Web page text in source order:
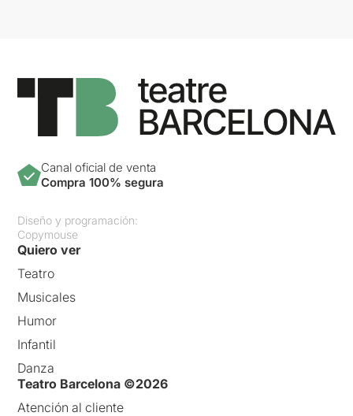
Canal oficial de venta
Compra 100% segura
Diseño y programación:
Copymouse
Quiero ver
Teatro
Musicales
Humor
Infantil
Danza
Teatro Barcelona ©2026
Atención al cliente